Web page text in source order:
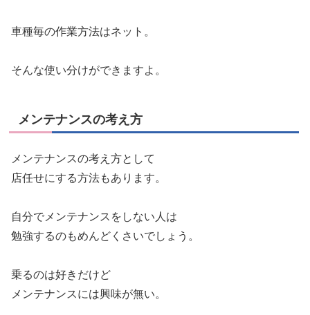
車種毎の作業方法はネット。
そんな使い分けができますよ。
メンテナンスの考え方
メンテナンスの考え方として
店任せにする方法もあります。
自分でメンテナンスをしない人は
勉強するのもめんどくさいでしょう。
乗るのは好きだけど
メンテナンスには興味が無い。